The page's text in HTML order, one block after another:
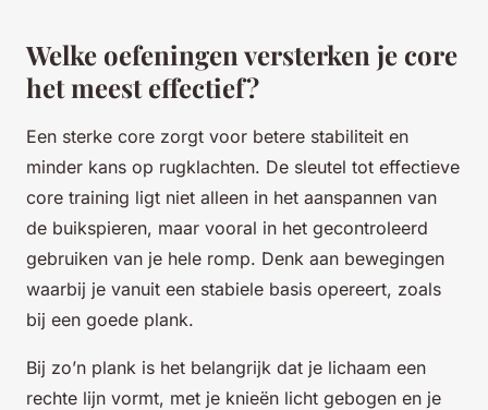
Welke oefeningen versterken je core
het meest effectief?
Een sterke core zorgt voor betere stabiliteit en
minder kans op rugklachten. De sleutel tot effectieve
core training ligt niet alleen in het aanspannen van
de buikspieren, maar vooral in het gecontroleerd
gebruiken van je hele romp. Denk aan bewegingen
waarbij je vanuit een stabiele basis opereert, zoals
bij een goede plank.
Bij zo’n plank is het belangrijk dat je lichaam een
rechte lijn vormt, met je knieën licht gebogen en je